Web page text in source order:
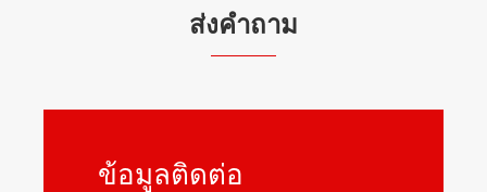
ส่งคำถาม
ข้อมูลติดต่อ